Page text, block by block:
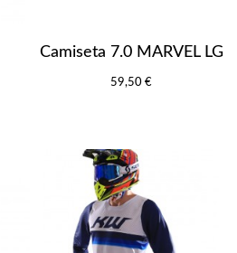
Camiseta 7.0 MARVEL LG
59,50 €